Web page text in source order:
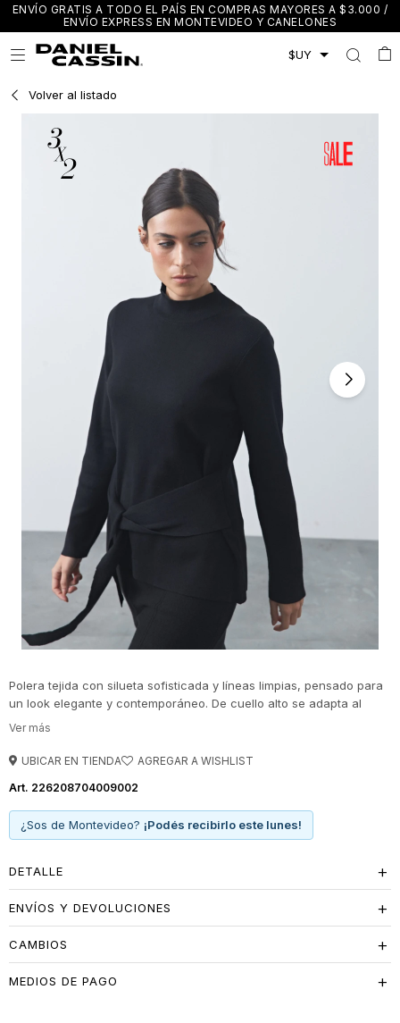
ENVÍO GRATIS A TODO EL PAÍS EN COMPRAS MAYORES A $3.000 /
ENVÍO EXPRESS EN MONTEVIDEO Y CANELONES

Volver al listado
Polera tejida con silueta sofisticada y líneas limpias, pensado para
un look elegante y contemporáneo. De cuello alto se adapta al
cuerpo con una caída suave. Cuenta con un lazo en la cintura,
UBICAR EN TIENDA
226208704009002
¿Sos de Montevideo? ¡Podés recibirlo este lunes!
DETALLE
ENVÍOS Y DEVOLUCIONES
CAMBIOS
MEDIOS DE PAGO